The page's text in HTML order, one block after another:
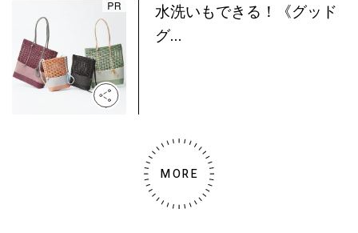
水洗いもできる！《グッド
グ...
MORE